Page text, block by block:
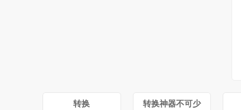
转换 转换神器不可少